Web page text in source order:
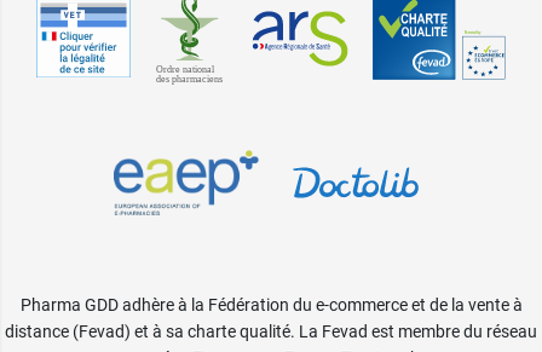
Pharma GDD adhère à la Fédération du e-commerce et de la vente à
distance (Fevad) et à sa charte qualité. La Fevad est membre du réseau